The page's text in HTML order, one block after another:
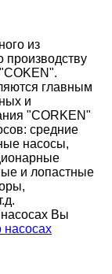
из
главным
и
"CORKEN"
cредние
насосы,
и лопaстные
Вы
насосах